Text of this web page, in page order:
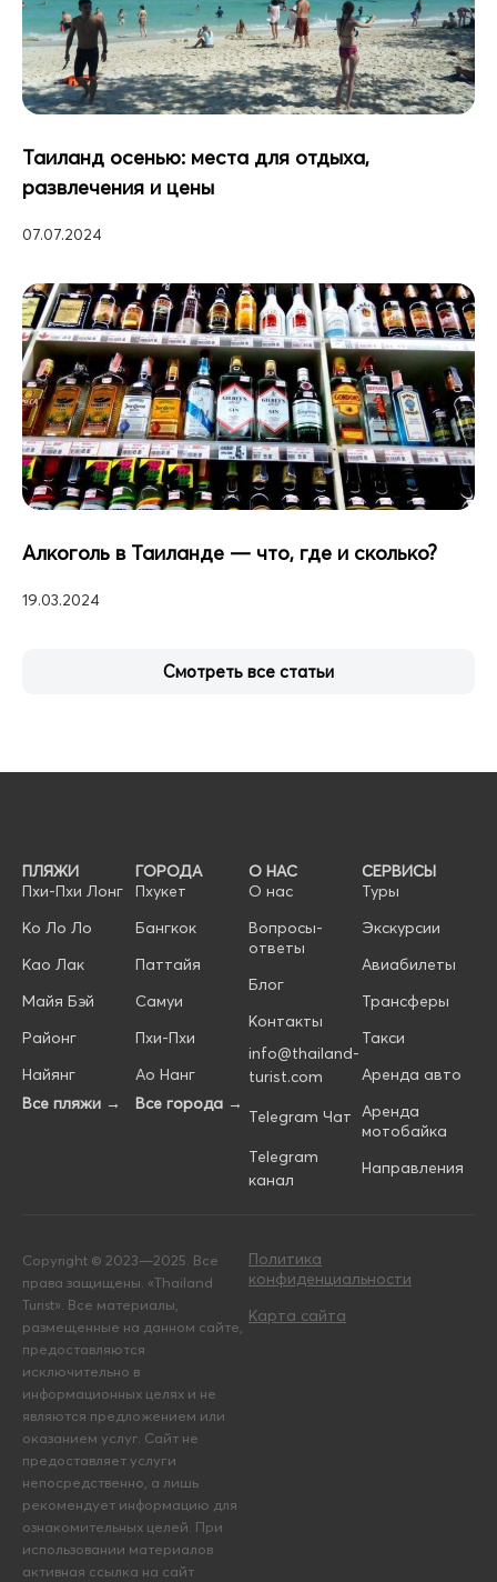
Таиланд осенью: места для отдыха,
развлечения и цены
07.07.2024
Алкоголь в Таиланде — что, где и сколько?
19.03.2024
Смотреть все статьи
ПЛЯЖИ
Пхи-Пхи Лонг
Ко Ло Ло
Као Лак
Майя Бэй
Районг
Найянг
Все пляжи →
ГОРОДА
Пхукет
Бангкок
Паттайя
Самуи
Пхи-Пхи
Ао Нанг
Все города →
О НАС
О нас
Вопросы-
ответы
Блог
Контакты
info@thailand-
turist.com
Telegram Чат
Telegram
канал
СЕРВИСЫ
Туры
Экскурсии
Авиабилеты
Трансферы
Такси
Аренда авто
Аренда
мотобайка
Направления
Copyright © 2023—2025. Все
права защищены. «Thailand
Turist». Все материалы,
размещенные на данном сайте,
предоставляются
исключительно в
информационных целях и не
являются предложением или
оказанием услуг. Сайт не
предоставляет услуги
непосредственно, а лишь
рекомендует информацию для
ознакомительных целей. При
использовании материалов
активная ссылка на сайт
Политика
конфиденциальности
Карта сайта